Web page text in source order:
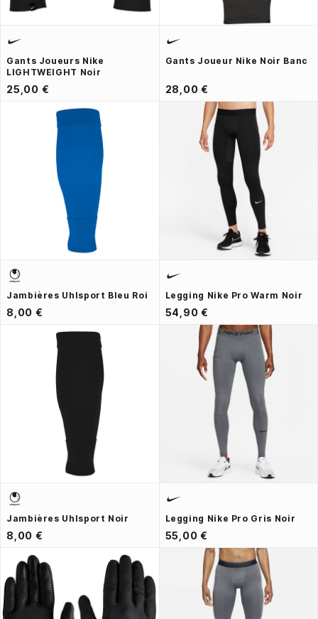
Gants Joueurs Nike
LIGHTWEIGHT Noir
25,00 €
Gants Joueur Nike Noir Banc
28,00 €
Jambières Uhlsport Bleu Roi
8,00 €
Legging Nike Pro Warm Noir
54,90 €
Jambières Uhlsport Noir
8,00 €
Legging Nike Pro Gris Noir
55,00 €